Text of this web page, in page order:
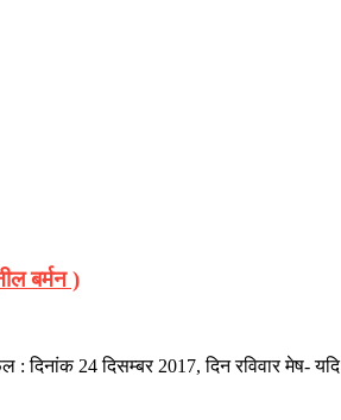
बर्मन )
: दिनांक 24 दिसम्बर 2017, दिन रविवार